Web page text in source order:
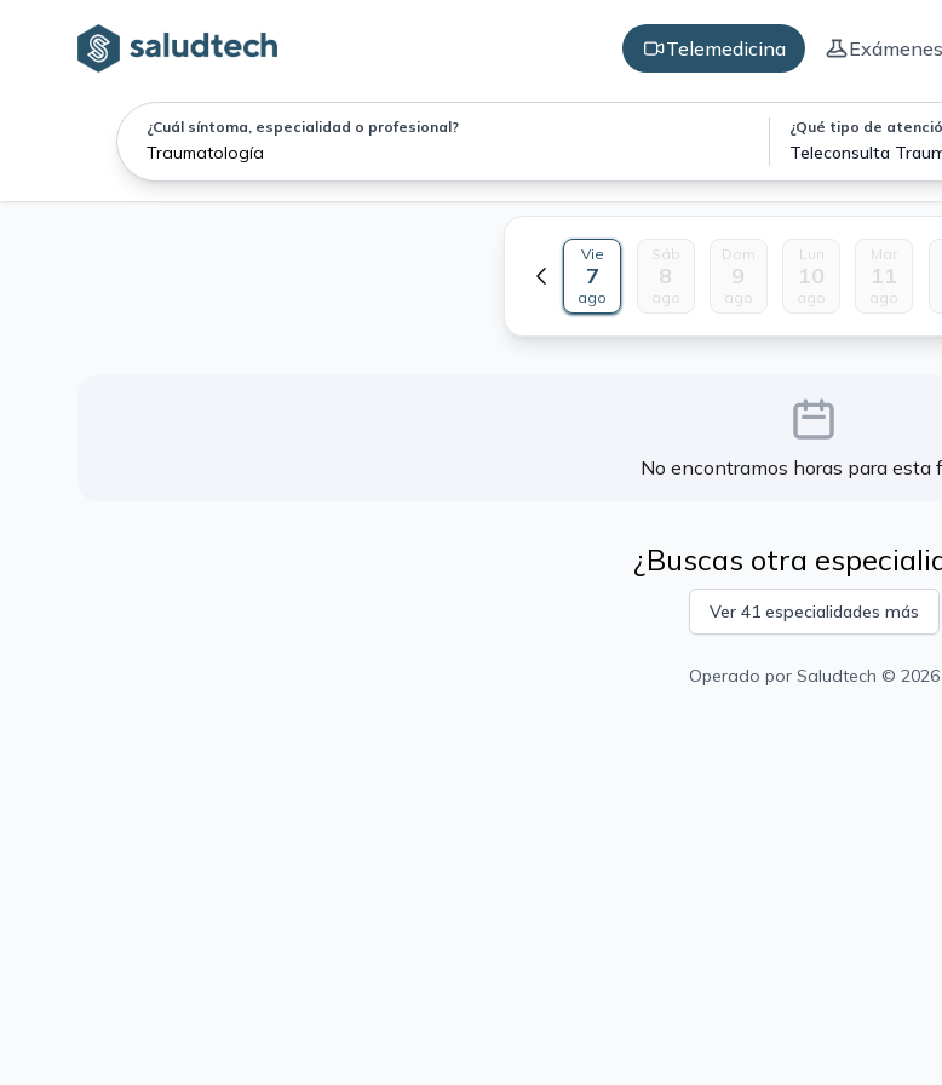
Telemedicina Exámenes
¿Cuál síntoma, especialidad o profesional? ¿Qué tipo de
Teleconsulta
Vie
7
ago
Sáb
8
ago
Dom
9
ago
Lun
10
ago
Mar
11
ago
No encontramos horas para esta
¿Buscas otra
Ver 41 especialidades más
Operado por Saludtech © 2026